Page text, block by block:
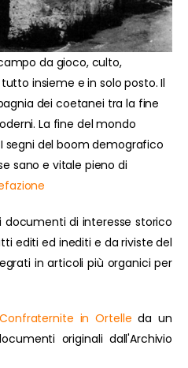
da gioco, culto,
insieme e in solo posto. Il
dei coetanei tra la fine
La fine del mondo
segni del boom demografico
sano e vitale pieno di
di interesse storico
editi ed inediti e da riviste del
in articoli più organici per
in Ortelle da un
originali dall'Archivio